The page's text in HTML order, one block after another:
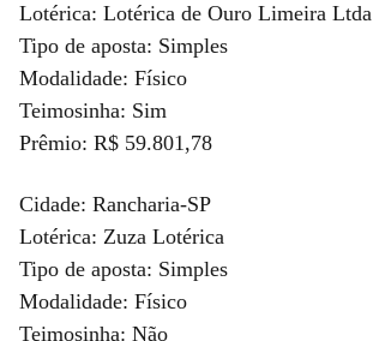
Lotérica: Lotérica de Ouro Limeira Ltda
Tipo de aposta: Simples
Modalidade: Físico
Teimosinha: Sim
Prêmio: R$ 59.801,78
Cidade: Rancharia-SP
Lotérica: Zuza Lotérica
Tipo de aposta: Simples
Modalidade: Físico
Teimosinha: Não